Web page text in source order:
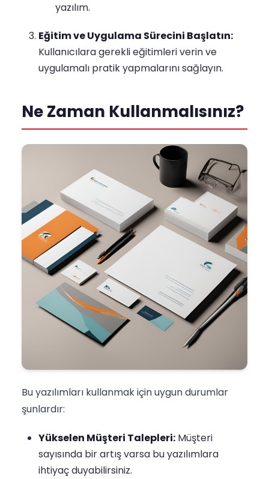
yazılım.
Eğitim ve Uygulama Sürecini Başlatın:
Kullanıcılara gerekli eğitimleri verin ve
uygulamalı pratik yapmalarını sağlayın.
Ne Zaman Kullanmalısınız?
Bu yazılımları kullanmak için uygun durumlar
şunlardır:
Yükselen Müşteri Talepleri: Müşteri
sayısında bir artış varsa bu yazılımlara
ihtiyaç duyabilirsiniz.